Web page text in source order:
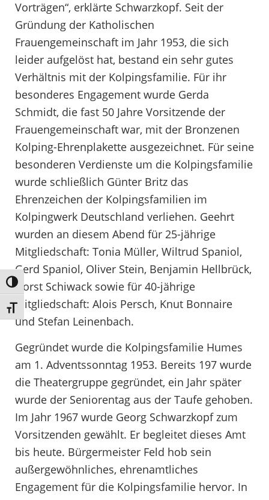
Umschalten auf hohe Kontraste
Schrift vergrößern
Vorträgen“, erklärte Schwarzkopf. Seit der
Gründung der Katholischen
Frauengemeinschaft im Jahr 1953, die sich
leider aufgelöst hat, bestand ein sehr gutes
Verhältnis mit der Kolpingsfamilie. Für ihr
besonderes Engagement wurde Gerda
Schmidt, die fast 50 Jahre Vorsitzende der
Frauengemeinschaft war, mit der Bronzenen
Kolping-Ehrenplakette ausgezeichnet. Für seine
besonderen Verdienste um die Kolpingsfamilie
wurde schließlich Günter Britz das
Ehrenzeichen der Kolpingsfamilien im
Kolpingwerk Deutschland verliehen. Geehrt
wurden an diesem Abend für 25-jährige
Mitgliedschaft: Tonia Müller, Wiltrud Spaniol,
Gerd Spaniol, Oliver Stein, Benjamin Hellbrück,
Horst Schiwack sowie für 40-jährige
Mitgliedschaft: Alois Persch, Knut Bonnaire
und Stefan Leinenbach.
Gegründet wurde die Kolpingsfamilie Humes
am 1. Adventssonntag 1953. Bereits 197 wurde
die Theatergruppe gegründet, ein Jahr später
wurde der Seniorentag aus der Taufe gehoben.
Im Jahr 1967 wurde Georg Schwarzkopf zum
Vorsitzenden gewählt. Er begleitet dieses Amt
bis heute. Bürgermeister Feld hob sein
außergewöhnliches, ehrenamtliches
Engagement für die Kolpingsfamilie hervor. In